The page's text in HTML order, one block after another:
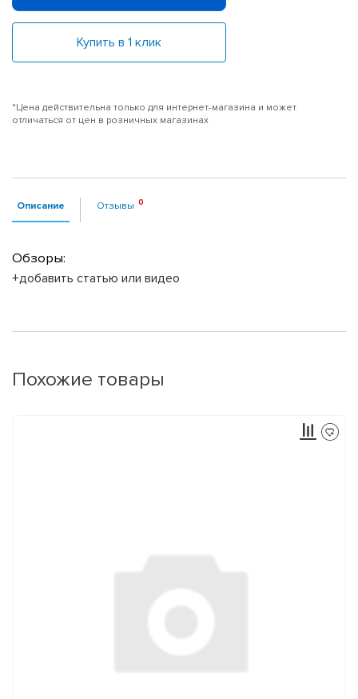
Купить в 1 клик
*Цена действительна только для интернет-магазина и может
отличаться от цен в розничных магазинах
Описание Отзывы
Обзоры:
+добавить статью или видео
Похожие товары